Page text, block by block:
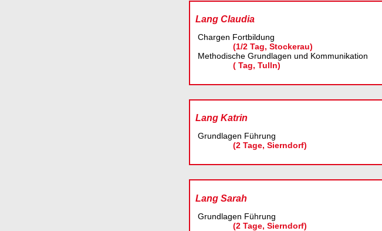
Lang Claudia
Chargen Fortbildung
(1/2 Tag, Stockerau)
Methodische Grundlagen und Kommunikation
( Tag, Tulln)
Lang Katrin
Grundlagen Führung
(2 Tage, Sierndorf)
Lang Sarah
Grundlagen Führung
(2 Tage, Sierndorf)